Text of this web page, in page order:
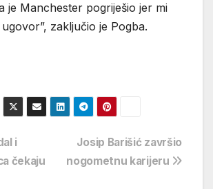
je Manchester pogriješio jer mi
zaključio je Pogba.
Josip Barišić završio
nogometnu karijeru
i
čekaju